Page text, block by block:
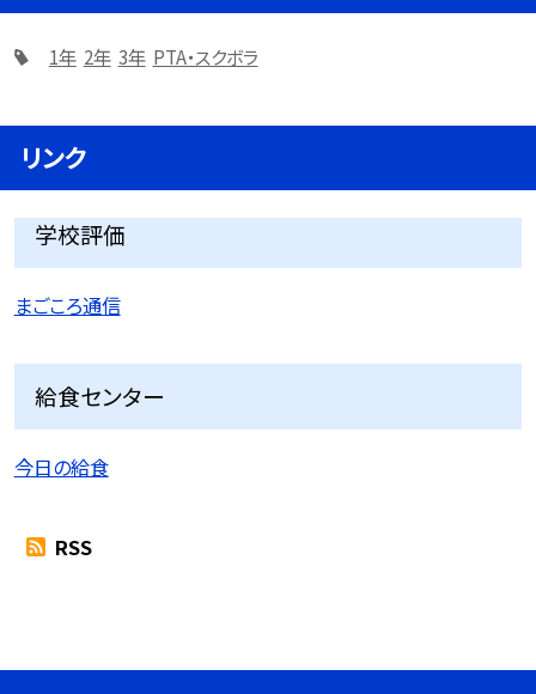
1年 2年 3年 PTA・スクボラ
リンク
学校評価
まごころ通信
給食センター
今日の給食
RSS